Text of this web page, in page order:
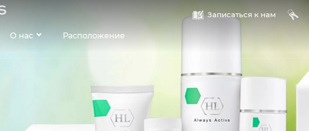
О нас Расположение
A Записаться к нам B